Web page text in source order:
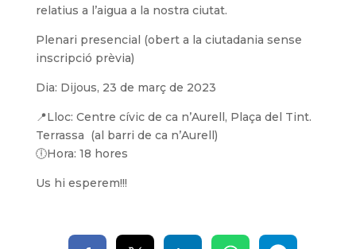
relatius a l’aigua a la nostra ciutat.
Plenari presencial (obert a la ciutadania sense
inscripció prèvia)
Dia: Dijous, 23 de març de 2023
📍Lloc: Centre cívic de ca n’Aurell, Plaça del Tint.
Terrassa (al barri de ca n’Aurell)
🕕Hora: 18 hores
Us hi esperem!!!